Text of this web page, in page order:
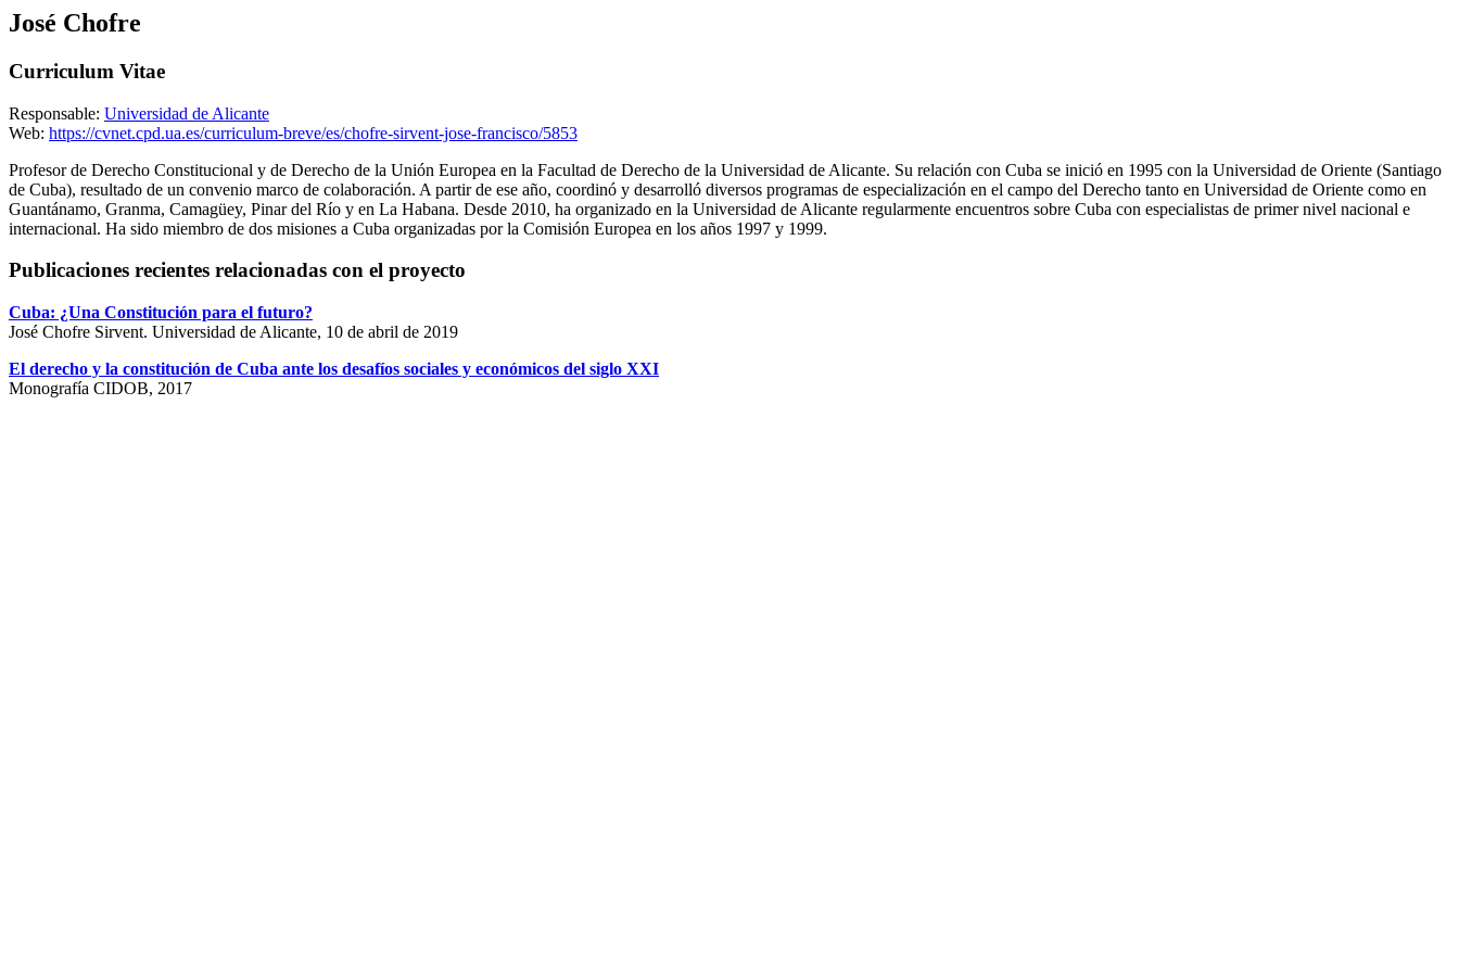
José Chofre
Curriculum Vitae
Responsable: Universidad de Alicante
Web: https://cvnet.cpd.ua.es/curriculum-breve/es/chofre-sirvent-jose-francisco/5853
Profesor de Derecho Constitucional y de Derecho de la Unión Europea en la Facultad de Derecho de la Universidad de Alicante. Su relación con Cuba se inició en 1995 con la Universidad de Oriente (Santiago
de Cuba), resultado de un convenio marco de colaboración. A partir de ese año, coordinó y desarrolló diversos programas de especialización en el campo del Derecho tanto en Universidad de Oriente como en
Guantánamo, Granma, Camagüey, Pinar del Río y en La Habana. Desde 2010, ha organizado en la Universidad de Alicante regularmente encuentros sobre Cuba con especialistas de primer nivel nacional e
internacional. Ha sido miembro de dos misiones a Cuba organizadas por la Comisión Europea en los años 1997 y 1999.
Publicaciones recientes relacionadas con el proyecto
Cuba: ¿Una Constitución para el futuro?
José Chofre Sirvent. Universidad de Alicante, 10 de abril de 2019
El derecho y la constitución de Cuba ante los desafíos sociales y económicos del siglo XXI
Monografía CIDOB, 2017